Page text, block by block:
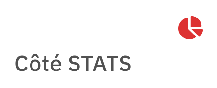
Côté STATS